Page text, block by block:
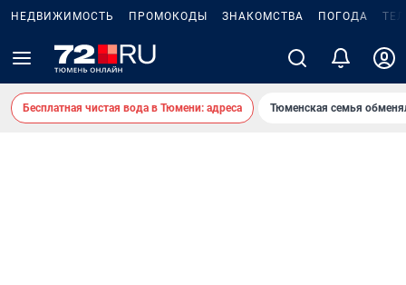
НЕДВИЖИМОСТЬ ПРОМОКОДЫ ЗНАКОМСТВА ПОГОДА
Бесплатная чистая вода в Тюмени: адреса Тюменская семья